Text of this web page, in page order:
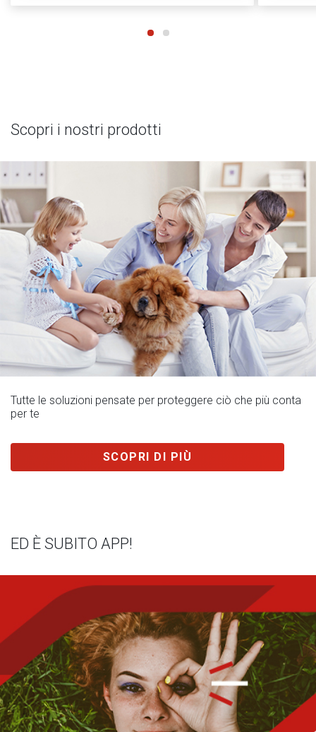
Scopri i nostri prodotti
Tutte le soluzioni pensate per proteggere ciò che più conta
per te
SCOPRI DI PIÙ
ED È SUBITO APP!